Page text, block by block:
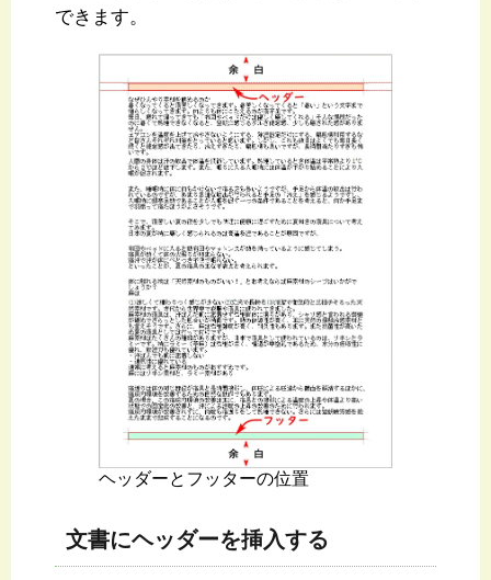
できます。
ヘッダーとフッターの位置
文書にヘッダーを挿入する